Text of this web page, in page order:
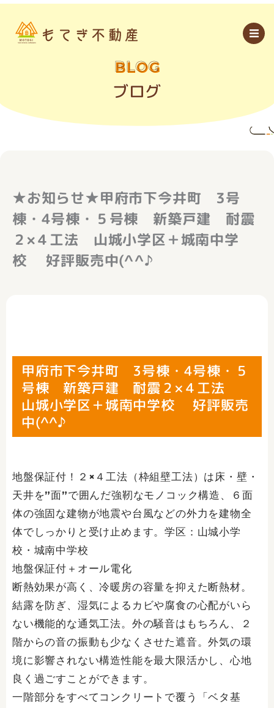
内
BLOG
ブログ
★お知らせ★甲府市下今井町 3号
棟・4号棟・５号棟 新築戸建 耐震
２×４工法 山城小学区＋城南中学
校 好評販売中(^^♪
甲府市下今井町 3号棟・4号棟・５
号棟 新築戸建 耐震２×４工法
山城小学区＋城南中学校 好評販売
中(^^♪
地盤保証付！２×４工法（枠組壁工法）は床・壁・
天井を”面”で囲んだ強靭なモノコック構造、６面
体の強固な建物が地震や台風などの外力を建物全
体でしっかりと受け止めます。学区：山城小学
校・城南中学校
地盤保証付＋オール電化
断熱効果が高く、冷暖房の容量を抑えた断熱材。
結露を防ぎ、湿気によるカビや腐食の心配がいら
ない機能的な通気工法。外の騒音はもちろん、２
階からの音の振動も少なくさせた遮音。外気の環
境に影響されない構造性能を最大限活かし、心地
良く過ごすことができます。
一階部分をすべてコンクリートで覆う「ベタ基